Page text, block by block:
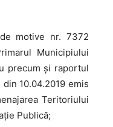
motive nr. 7372
Municipiului
precum şi raportul
10.04.2019 emis
Teritoriului
Publică;